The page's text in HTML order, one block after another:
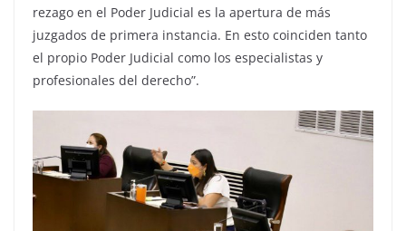
rezago en el Poder Judicial es la apertura de más
juzgados de primera instancia. En esto coinciden tanto
el propio Poder Judicial como los especialistas y
profesionales del derecho”.